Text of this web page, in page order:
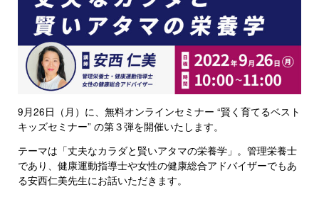
9月26日（月）に、無料オンラインセミナー “賢く育てるベスト
キッズセミナー” の第３弾を開催いたします。
テーマは「丈夫なカラダと賢いアタマの栄養学」。管理栄養士
であり、健康運動指導士や女性の健康総合アドバイザーでもあ
る安西仁美先生にお話いただきます。